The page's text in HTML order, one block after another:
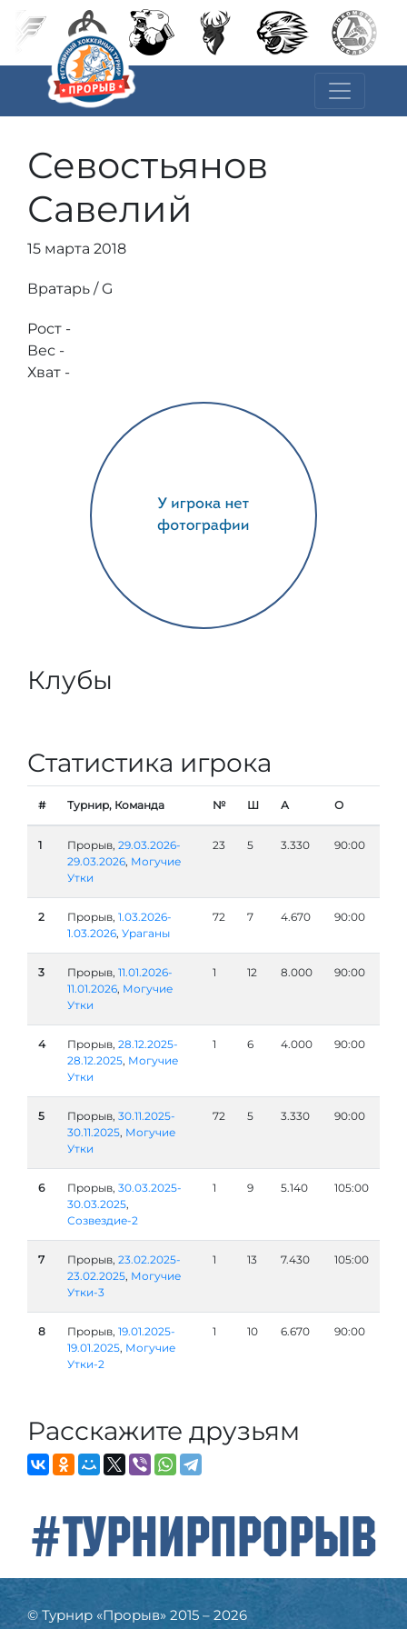
Севостьянов
Савелий
15 марта 2018
Вратарь / G
Рост -
Вес -
Хват -
Клубы
Статистика игрока
# Турнир, Команда № Ш А О
1 Прорыв, 29.03.2026-
29.03.2026, Могучие
Утки
23 5 3.330 90:00
2 Прорыв, 1.03.2026-
1.03.2026, Ураганы
72 7 4.670 90:00
3 Прорыв, 11.01.2026-
11.01.2026, Могучие
Утки
1 12 8.000 90:00
4 Прорыв, 28.12.2025-
28.12.2025, Могучие
Утки
1 6 4.000 90:00
5 Прорыв, 30.11.2025-
30.11.2025, Могучие
Утки
72 5 3.330 90:00
6 Прорыв, 30.03.2025-
30.03.2025,
Созвездие-2
1 9 5.140 105:00
7 Прорыв, 23.02.2025-
23.02.2025, Могучие
Утки-3
1 13 7.430 105:00
8 Прорыв, 19.01.2025-
19.01.2025, Могучие
Утки-2
1 10 6.670 90:00
Расскажите друзьям
#ТурнирПрорыв
© Турнир «Прорыв» 2015 – 2026